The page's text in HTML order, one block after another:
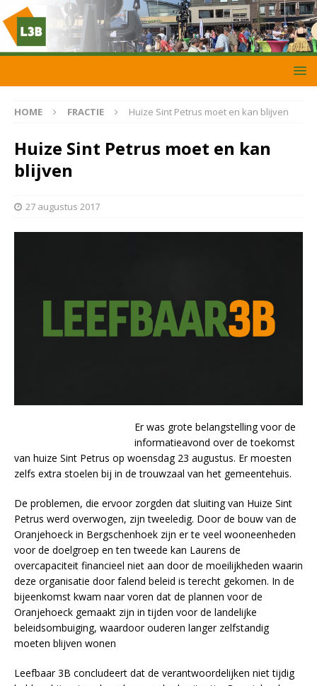
HOME FRACTIE Huize Sint Petrus moet en kan blijven
Huize Sint Petrus moet en kan
blijven
27 augustus 2017
Er was grote belangstelling voor de
informatieavond over de toekomst
van huize Sint Petrus op woensdag 23 augustus. Er moesten
zelfs extra stoelen bij in de trouwzaal van het gemeentehuis.
De problemen, die ervoor zorgden dat sluiting van Huize Sint
Petrus werd overwogen, zijn tweeledig. Door de bouw van de
Oranjehoeck in Bergschenhoek zijn er te veel wooneenheden
voor de doelgroep en ten tweede kan Laurens de
overcapaciteit financieel niet aan door de moeilijkheden waarin
deze organisatie door falend beleid is terecht gekomen. In de
bijeenkomst kwam naar voren dat de plannen voor de
Oranjehoeck gemaakt zijn in tijden voor de landelijke
beleidsombuiging, waardoor ouderen langer zelfstandig
moeten blijven wonen
Leefbaar 3B concludeert dat de verantwoordelijken niet tijdig